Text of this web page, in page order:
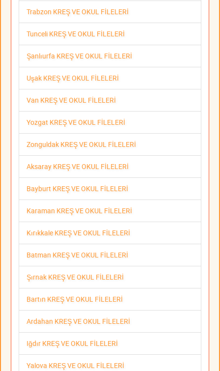
Trabzon KREŞ VE OKUL FİLELERİ
Tunceli KREŞ VE OKUL FİLELERİ
Şanlıurfa KREŞ VE OKUL FİLELERİ
Uşak KREŞ VE OKUL FİLELERİ
Van KREŞ VE OKUL FİLELERİ
Yozgat KREŞ VE OKUL FİLELERİ
Zonguldak KREŞ VE OKUL FİLELERİ
Aksaray KREŞ VE OKUL FİLELERİ
Bayburt KREŞ VE OKUL FİLELERİ
Karaman KREŞ VE OKUL FİLELERİ
Kırıkkale KREŞ VE OKUL FİLELERİ
Batman KREŞ VE OKUL FİLELERİ
Şırnak KREŞ VE OKUL FİLELERİ
Bartın KREŞ VE OKUL FİLELERİ
Ardahan KREŞ VE OKUL FİLELERİ
Iğdır KREŞ VE OKUL FİLELERİ
Yalova KREŞ VE OKUL FİLELERİ